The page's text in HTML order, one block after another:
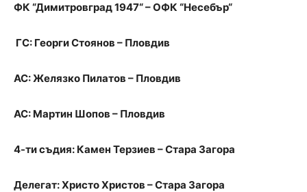
ФК “Димитровград 1947“ – ОФК “Несебър“
ГС: Георги Стоянов – Пловдив
АС: Желязко Пилатов – Пловдив
АС: Мартин Шопов – Пловдив
4-ти съдия: Камен Терзиев – Стара Загора
Делегат: Христо Христов – Стара Загора